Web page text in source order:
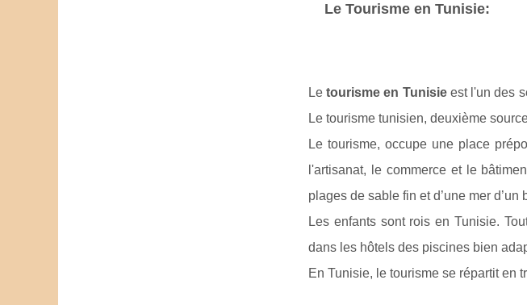
Le Tourisme en Tunisie:
Letourisme en Tunisieest l'un des
Le tourisme tunisien, deuxième
Le tourisme, occupe une place
l'artisanat, le commerce et le
plages de sable fin et d’une mer d’un
Les enfants sont rois en Tunisie.
dans les hôtels des piscines bien
En Tunisie, le tourisme se répartit en